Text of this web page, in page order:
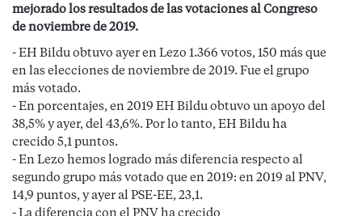
mejorado los resultados de las votaciones al Congreso
de noviembre de 2019.
- EH Bildu obtuvo ayer en Lezo 1.366 votos, 150 más que
en las elecciones de noviembre de 2019. Fue el grupo
más votado.
- En porcentajes, en 2019 EH Bildu obtuvo un apoyo del
38,5% y ayer, del 43,6%. Por lo tanto, EH Bildu ha
crecido 5,1 puntos.
- En Lezo hemos logrado más diferencia respecto al
segundo grupo más votado que en 2019: en 2019 al PNV,
14,9 puntos, y ayer al PSE-EE, 23,1.